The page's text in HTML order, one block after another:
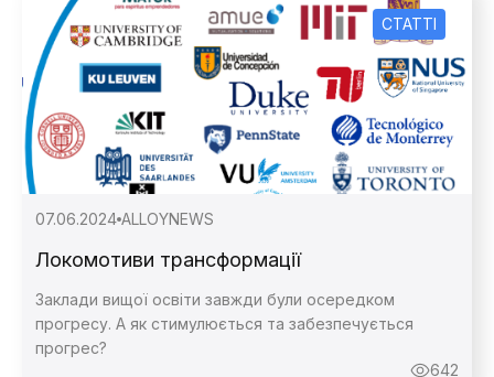
СТАТТІ
07.06.2024 ALLOYNEWS
Локомотиви трансформації
Заклади вищої освіти завжди були осередком
прогресу. А як стимулюється та забезпечується
прогрес?
642